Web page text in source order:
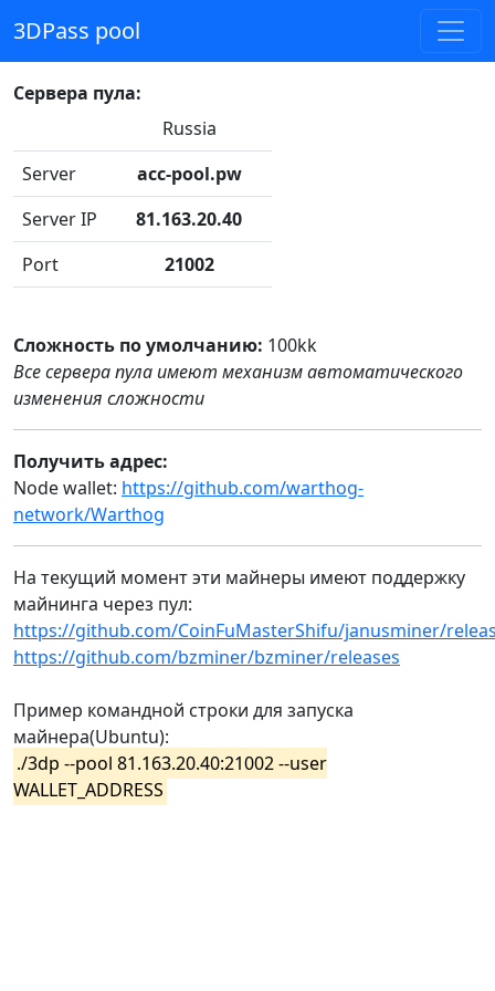
3DPass pool
Сервера пула:
Russia
Server
acc-pool.pw
Server IP
81.163.20.40
Port
21002
Сложность по умолчанию: 100kk
Все сервера пула имеют механизм автоматического
изменения сложности
Получить адрес:
Node wallet: https://github.com/warthog-
network/Warthog
На текущий момент эти майнеры имеют поддержку
майнинга через пул:
https://github.com/CoinFuMasterShifu/janusminer/
https://github.com/bzminer/bzminer/releases
Пример командной строки для запуска
майнера(Ubuntu):
./3dp --pool 81.163.20.40:21002 --user
WALLET_ADDRESS